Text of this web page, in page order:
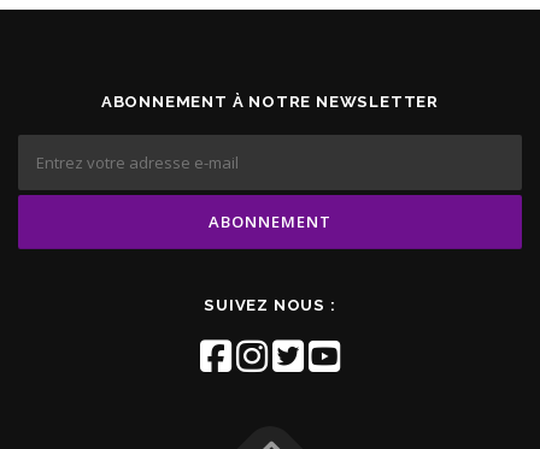
ABONNEMENT À NOTRE NEWSLETTER
SUIVEZ NOUS :